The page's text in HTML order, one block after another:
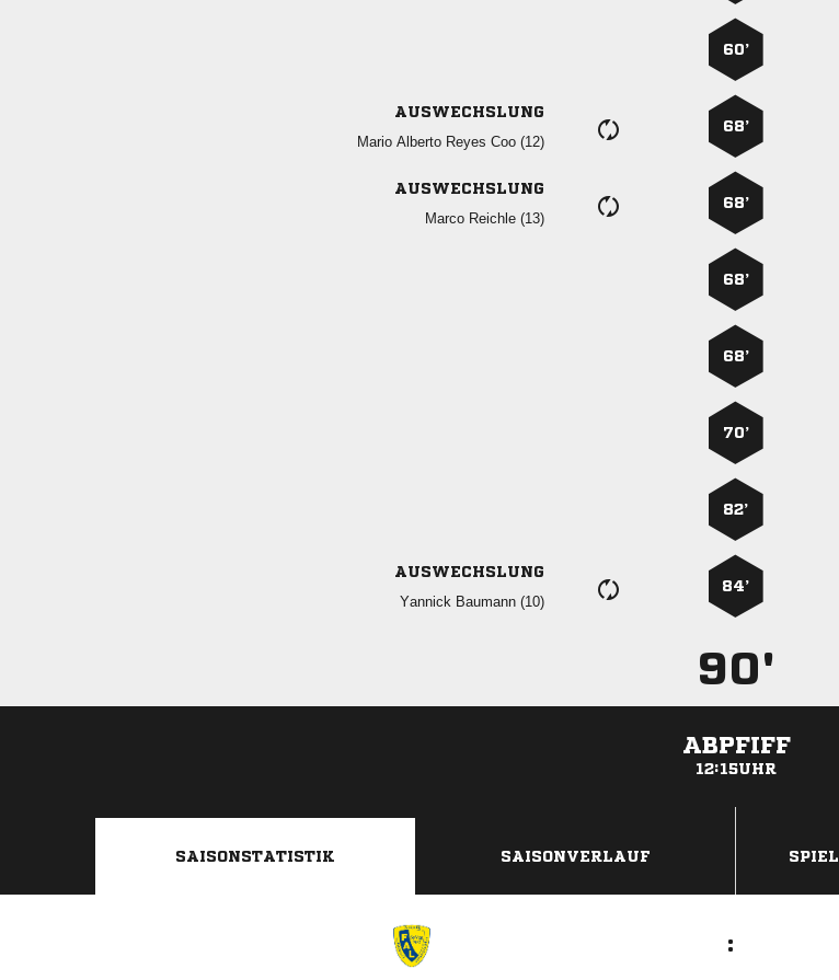
60’
AUSWECHSLUNG
    
68’
AUSWECHSLUNG
  
68’
68’
68’
70’
82’
AUSWECHSLUNG
  
84’
90'
ABPFIFF
12:15UHR
SAISONSTATISTIK SAISONVERLAUF
: